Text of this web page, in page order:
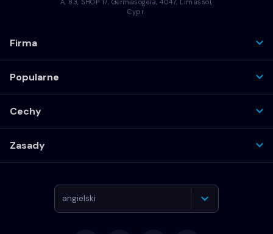
A, 83, SHOP 17, Germasogeia, 4047, Limassol,
Cypr.
Firma
Popularne
Cechy
Zasady
angielski